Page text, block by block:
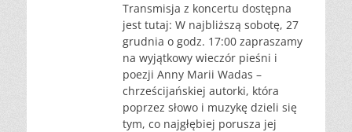
Transmisja z koncertu dostępna
jest tutaj: W najbliższą sobotę, 27
grudnia o godz. 17:00 zapraszamy
na wyjątkowy wieczór pieśni i
poezji Anny Marii Wadas –
chrześcijańskiej autorki, która
poprzez słowo i muzykę dzieli się
tym, co najgłębiej porusza jej